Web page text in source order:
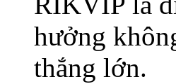
hưởng
thắng lớn.